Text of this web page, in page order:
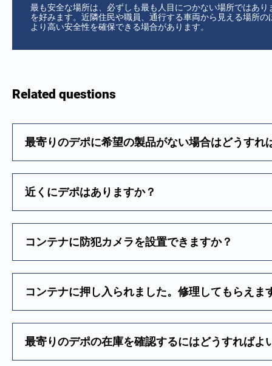
最も安全な場所は、必ずしも最も人目につかない場所ではあ
を好みます。近隣住民や職員、通行する車両から見える場所
より高い安全性を確保できる場合があります。
Related questions
最寄りのデポに希望の製品がない場合はどうすれ
近くにデポはありますか？
コンテナに防犯カメラを設置できますか？
コンテナに押し入られました。修理してもらえま
最寄りのデポの在庫を確認するにはどうすればよ